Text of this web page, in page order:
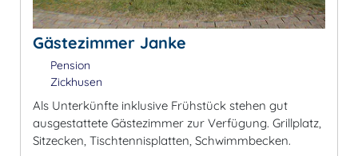
Gästezimmer Janke
Pension
Zickhusen
Als Unterkünfte inklusive Frühstück stehen gut
ausgestattete Gästezimmer zur Verfügung. Grillplatz,
Sitzecken, Tischtennisplatten, Schwimmbecken.